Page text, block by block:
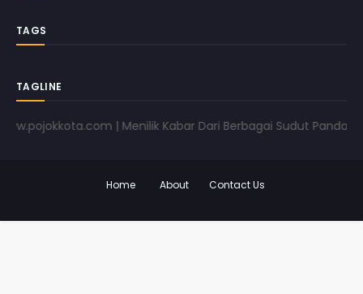
TAGS
TAGLINE
| Menilik Kabar Dari Berbagai Sudut Pandang |
Home About Contact Us